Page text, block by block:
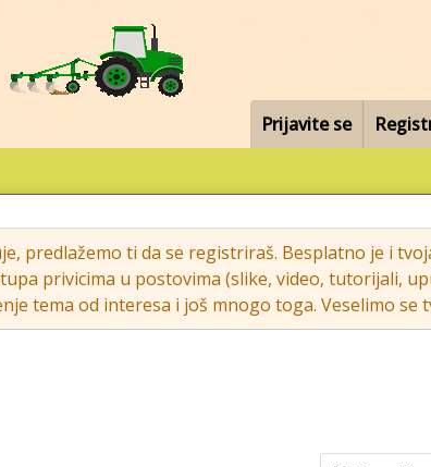
Prijavite se
predlažemo ti da se registriraš. Besplatno je i
privicima u postovima (slike, video, tutorijali,
tema od interesa i još mnogo toga. Veselimo se